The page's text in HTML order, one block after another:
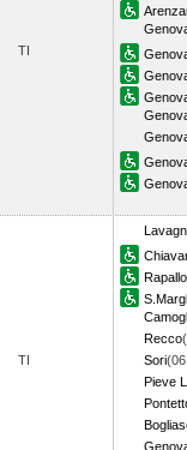
TI
TI
Rapallo
Recco
Sori
Pieve